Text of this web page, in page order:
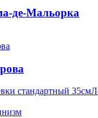
де-Мальорка
стандартный 35см